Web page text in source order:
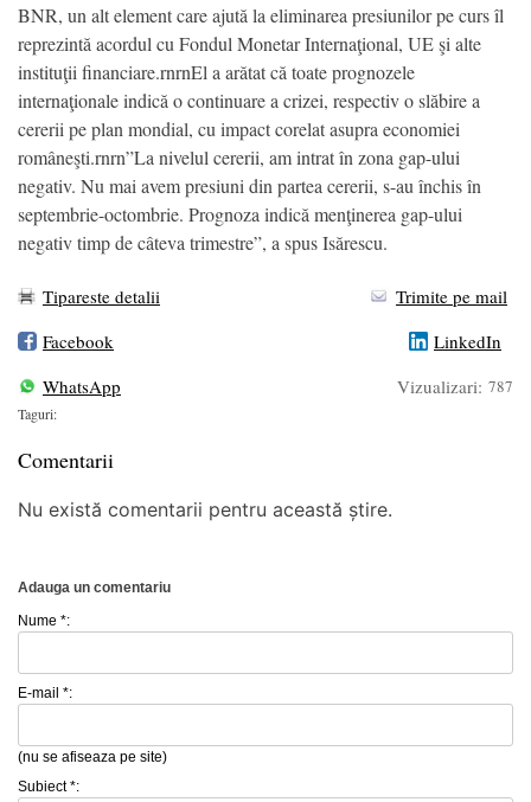
BNR, un alt element care ajută la eliminarea presiunilor pe curs îl
reprezintă acordul cu Fondul Monetar Internaţional, UE şi alte
instituţii financiare.rnrnEl a arătat că toate prognozele
internaţionale indică o continuare a crizei, respectiv o slăbire a
cererii pe plan mondial, cu impact corelat asupra economiei
româneşti.rnrn”La nivelul cererii, am intrat în zona gap-ului
negativ. Nu mai avem presiuni din partea cererii, s-au închis în
septembrie-octombrie. Prognoza indică menţinerea gap-ului
negativ timp de câteva trimestre”, a spus Isărescu.
Tipareste detalii
Trimite pe mail
Facebook
LinkedIn
WhatsApp
Vizualizari: 787
Taguri:
Comentarii
Nu există comentarii pentru această știre.
Adauga un comentariu
Nume *:
E-mail *:
(nu se afiseaza pe site)
Subiect *: